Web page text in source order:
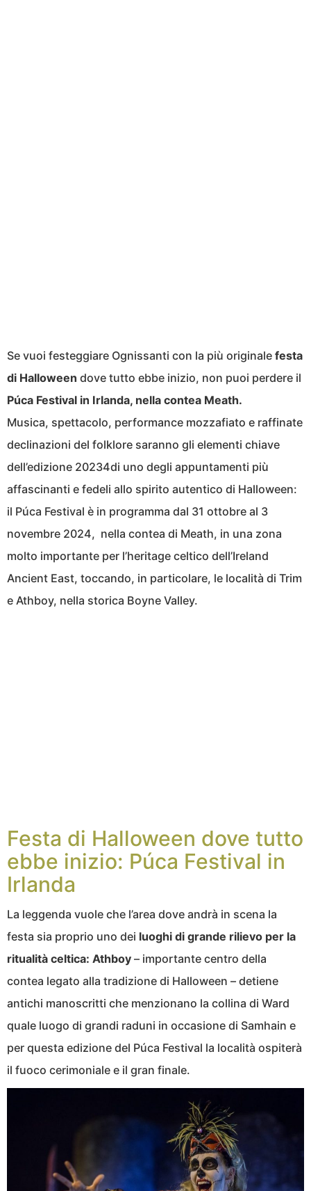
Se vuoi festeggiare Ognissanti con la più originale festa
di Halloween dove tutto ebbe inizio, non puoi perdere il
Púca Festival in Irlanda, nella contea Meath.
Musica, spettacolo, performance mozzafiato e raffinate
declinazioni del folklore saranno gli elementi chiave
dell’edizione 20234di uno degli appuntamenti più
affascinanti e fedeli allo spirito autentico di Halloween:
il Púca Festival è in programma dal 31 ottobre al 3
novembre 2024, nella contea di Meath, in una zona
molto importante per l’heritage celtico dell’Ireland
Ancient East, toccando, in particolare, le località di Trim
e Athboy, nella storica Boyne Valley.
Festa di Halloween dove tutto
ebbe inizio: Púca Festival in
Irlanda
La leggenda vuole che l’area dove andrà in scena la
festa sia proprio uno dei luoghi di grande rilievo per la
ritualità celtica: Athboy – importante centro della
contea legato alla tradizione di Halloween – detiene
antichi manoscritti che menzionano la collina di Ward
quale luogo di grandi raduni in occasione di Samhain e
per questa edizione del Púca Festival la località ospiterà
il fuoco cerimoniale e il gran finale.